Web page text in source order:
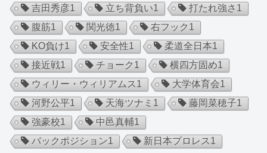
吉田秀彦1 立ち背負い1 打たれ強さ 1
腹筋1 関光徳1 右フック1
KO負け1 安全性1 柔道全日本1
接近戦1 チョーク1 横四方固め1
ウィリー・ウィリアムス1 大学体育会1
河野公平1 天海ツナミ 1 藤岡菜穂子1
強豪校1 中邑真輔1
バックポジション1 新日本プロレス1